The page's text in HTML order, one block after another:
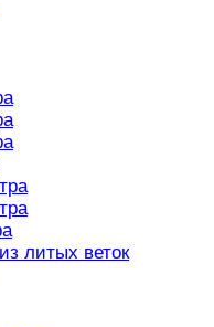
литых веток